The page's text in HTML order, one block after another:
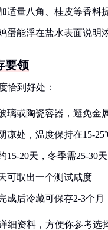
适量八角、桂皮等香料
蛋能浮在盐水表面说明
要领
恰到好处：
璃或陶瓷容器，避免金
凉处，温度保持在15-
15-20天，冬季需25-30天
可取出一个测试咸度
成后冷藏可保存2-3个月
细资料，方便你参考选